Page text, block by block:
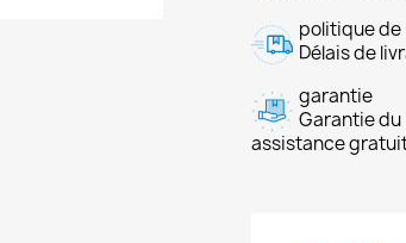
politique de
Délais de
garantie
Garantie du
assistance